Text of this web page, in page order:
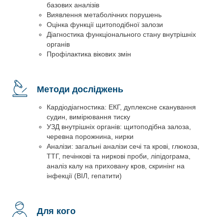
базових аналізів
Виявлення метаболічних порушень
Оцінка функції щитоподібної залози
Діагностика функціонального стану внутрішніх
органів
Профілактика вікових змін
Методи досліджень
Кардіодіагностика: ЕКГ, дуплексне сканування
судин, вимірювання тиску
УЗД внутрішніх органів: щитоподібна залоза,
черевна порожнина, нирки
Аналізи: загальні аналізи сечі та крові, глюкоза,
ТТГ, печінкові та ниркові проби, ліпідограма,
аналіз калу на приховану кров, скринінг на
інфекції (ВІЛ, гепатити)
Для кого